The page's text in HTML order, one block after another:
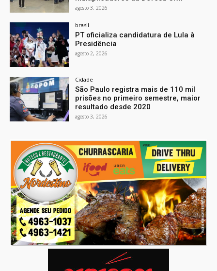
agosto 3, 2026
brasil
PT oficializa candidatura de Lula à
Presidência
agosto 2, 2026
Cidade
São Paulo registra mais de 110 mil
prisões no primeiro semestre, maior
resultado desde 2020
agosto 3, 2026